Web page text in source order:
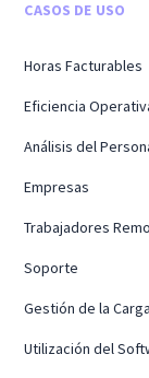
CASOS DE USO
Horas Facturables
Eficiencia
Análisis del
Empresas
Trabajadores
Soporte
Gestión de la
Utilización del